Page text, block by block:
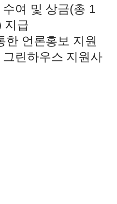
여 및 상금(총 1
지급
한 언론홍보 지원
린하우스 지원사